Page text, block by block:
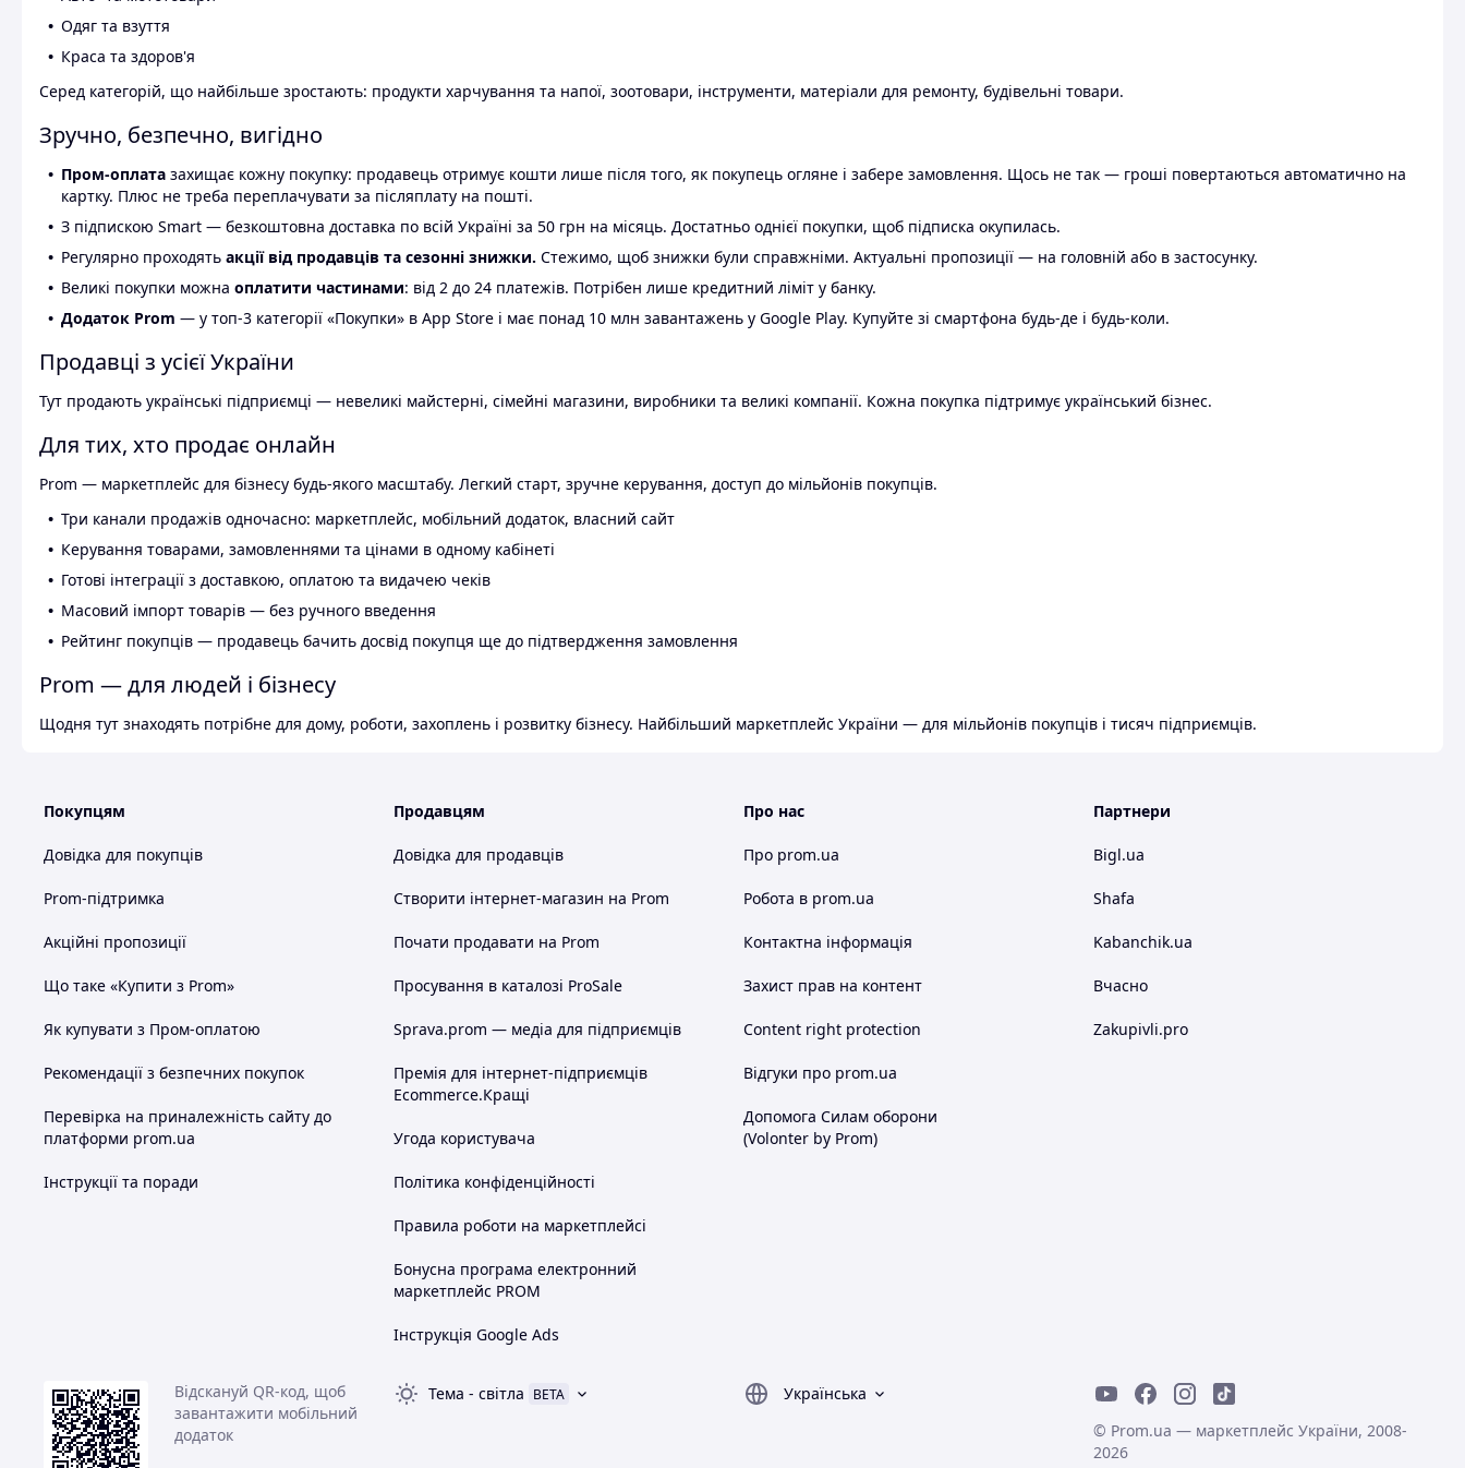
Одяг та взуття
Краса та здоров'я
Серед категорій, що найбільше зростають: продукти харчування та напої, зоотовари, інструменти, матеріали для ремонту, будівельні товари.
Зручно, безпечно, вигідно
Пром-оплата захищає кожну покупку: продавець отримує кошти лише після того, як покупець огляне і забере замовлення. Щось не так — гроші повертаються автоматично на
картку. Плюс не треба переплачувати за післяплату на пошті.
З підпискою Smart — безкоштовна доставка по всій Україні за 50 грн на місяць. Достатньо однієї покупки, щоб підписка окупилась.
Регулярно проходять акції від продавців та сезонні знижки. Стежимо, щоб знижки були справжніми. Актуальні пропозиції — на головній або в застосунку.
Великі покупки можна оплатити частинами: від 2 до 24 платежів. Потрібен лише кредитний ліміт у банку.
Додаток Prom — у топ-3 категорії «Покупки» в App Store і має понад 10 млн завантажень у Google Play. Купуйте зі смартфона будь-де і будь-коли.
Продавці з усієї України
Тут продають українські підприємці — невеликі майстерні, сімейні магазини, виробники та великі компанії. Кожна покупка підтримує український бізнес.
Для тих, хто продає онлайн
Prom — маркетплейс для бізнесу будь-якого масштабу. Легкий старт, зручне керування, доступ до мільйонів покупців.
Три канали продажів одночасно: маркетплейс, мобільний додаток, власний сайт
Керування товарами, замовленнями та цінами в одному кабінеті
Готові інтеграції з доставкою, оплатою та видачею чеків
Масовий імпорт товарів — без ручного введення
Рейтинг покупців — продавець бачить досвід покупця ще до підтвердження замовлення
Prom — для людей і бізнесу
Щодня тут знаходять потрібне для дому, роботи, захоплень і розвитку бізнесу. Найбільший маркетплейс України — для мільйонів покупців і тисяч підприємців.
Покупцям
Довідка для покупців
Prom-підтримка
Акційні пропозиції
Що таке «Купити з Prom»
Як купувати з Пром-оплатою
Рекомендації з безпечних покупок
Перевірка на приналежність сайту до
платформи prom.ua
Інструкції та поради
Продавцям
Довідка для продавців
Створити інтернет-магазин на Prom
Почати продавати на Prom
Просування в каталозі ProSale
Sprava.prom — медіа для підприємців
Премія для інтернет-підприємців
Ecommerce.Кращі
Угода користувача
Політика конфіденційності
Правила роботи на маркетплейсі
Бонусна програма електронний
маркетплейс PROM
Інструкція Google Ads
Про нас
Про prom.ua
Робота в prom.ua
Контактна інформація
Захист прав на контент
Content right protection
Відгуки про prom.ua
Допомога Силам оборони
(Volonter by Prom)
Партнери
Bigl.ua
Shafa
Kabanchik.ua
Вчасно
Zakupivli.pro
Відскануй QR-код, щоб
завантажити мобільний
додаток
Тема - світла BETA
Українська
© Prom.ua — маркетплейс України, 2008-
2026